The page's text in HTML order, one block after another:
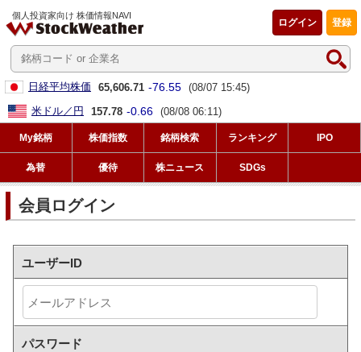
個人投資家向け 株価情報NAVI
登録
ログイン
日経平均株価 65,606.71 -76.55 (08/07 15:45)
米ドル／円
157.78 -0.66 (08/08 06:11)
My銘柄 株価指数 銘柄検索 ランキング IPO
為替 優待 株ニュース SDGs
会員ログイン
ユーザーID
パスワード